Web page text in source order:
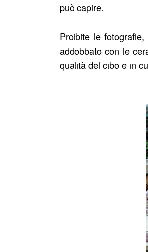
può capire.
Proibite le
addobbato con le
qualità del cibo e in